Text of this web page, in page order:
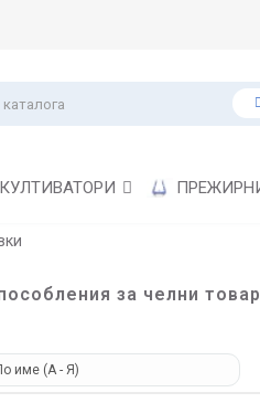
КУЛТИВАТОРИ
за челни